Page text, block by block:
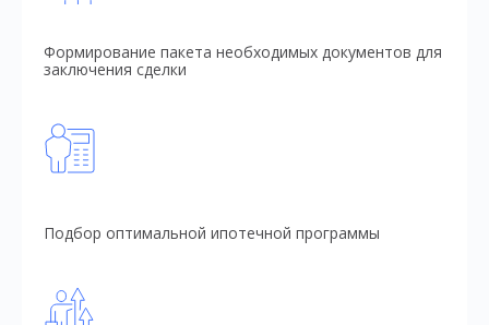
Формирование пакета необходимых документов для
заключения сделки
Подбор оптимальной ипотечной программы